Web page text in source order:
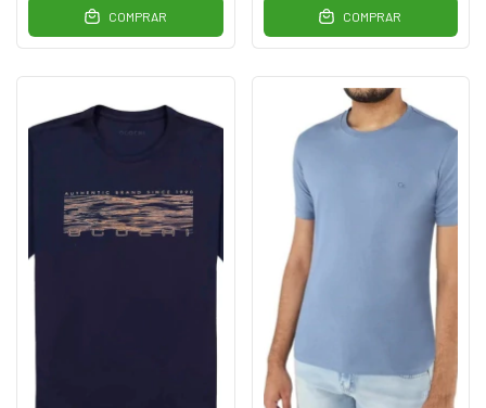
COMPRAR COMPRAR